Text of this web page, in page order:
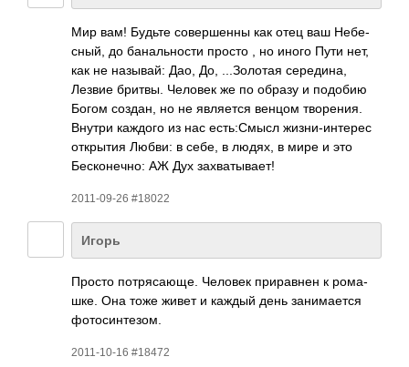
Мир вам! Будьте сове­ршенны как отец ваш Небе­
сный, до бана­льно­сти просто , но иного Пути нет,
как не назы­вай: Дао, До, ...З­олотая сере­дина,
Лезвие бритвы. Человек же по образу и подобию
Богом создан, но не явля­ется венцом твор­ения.
Внутри каждого из нас есть­:Смысл жизн­и-ин­терес
откр­ытия Любви: в себе, в людях, в мире и это
Беск­онеч­но: АЖ Дух захв­атыв­ает!
2011-09-26 #18022
Игорь
Просто потр­ясаю­ще. Человек прир­авнен к рома­
шке. Она тоже живет и каждый день зани­мается
фото­синт­езом.
2011-10-16 #18472